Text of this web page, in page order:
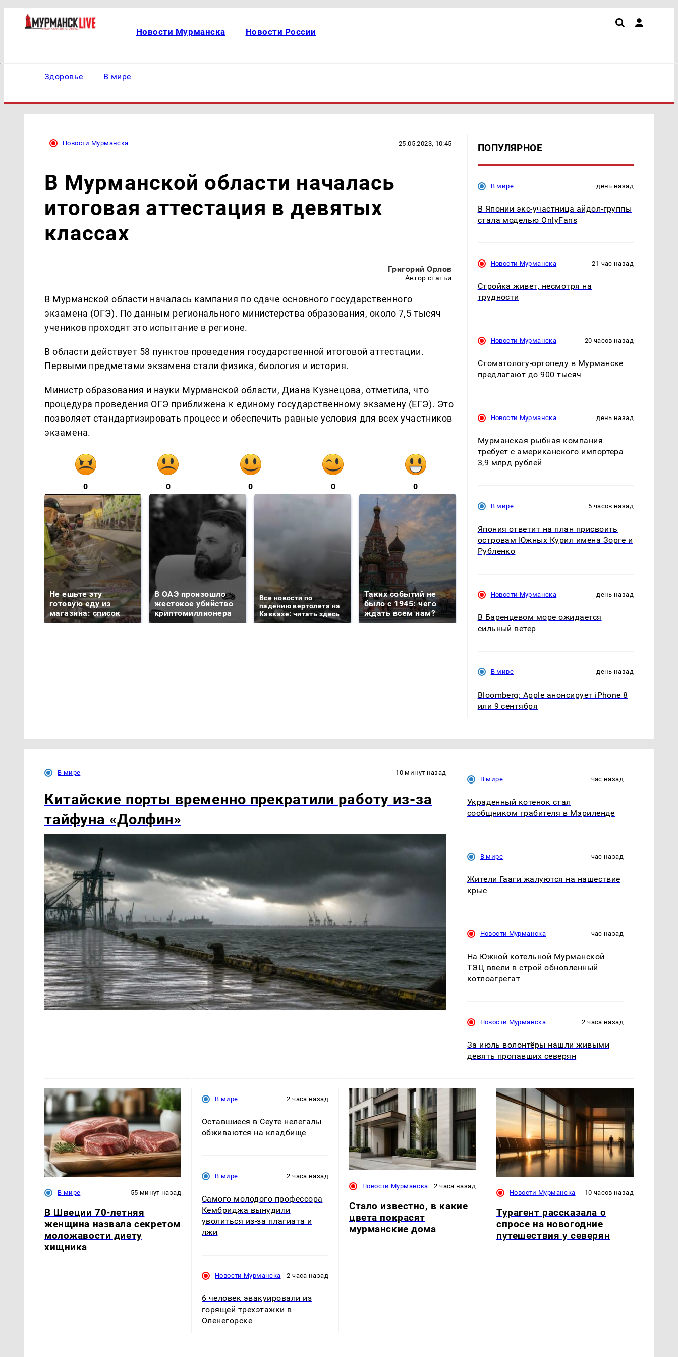
Новости Мурманска Новости России
Здоровье В мире
Новости Мурманска 25.05.2023, 10:45
В Мурманской области началась
итоговая аттестация в девятых
классах
Григорий Орлов
Автор статьи
В Мурманской области началась кампания по сдаче основного государственного
экзамена (ОГЭ). По данным регионального министерства образования, около 7,5 тысяч
учеников проходят это испытание в регионе.
В области действует 58 пунктов проведения государственной итоговой аттестации.
Первыми предметами экзамена стали физика, биология и история.
Министр образования и науки Мурманской области, Диана Кузнецова, отметила, что
процедура проведения ОГЭ приближена к единому государственному экзамену (ЕГЭ). Это
позволяет стандартизировать процесс и обеспечить равные условия для всех участников
экзамена.
0 0 0 0 0
Не ешьте эту
готовую еду из
магазина: список
В ОАЭ произошло
жестокое убийство
криптомиллионера
Все новости по
падению вертолета на
Кавказе: читать здесь
Таких событий не
было с 1945: чего
ждать всем нам?
В магазинах России
продукта: что купить?
полицейскую
ПОПУЛЯРНОЕ
В мире день назад
В Японии экс-участница айдол-группы
стала моделью OnlyFans
Новости Мурманска 21 час назад
Стройка живет, несмотря на
трудности
Новости Мурманска 20 часов назад
Стоматологу-ортопеду в Мурманске
предлагают до 900 тысяч
Новости Мурманска день назад
Мурманская рыбная компания
требует с американского импортера
3,9 млрд рублей
В мире 5 часов назад
Япония ответит на план присвоить
островам Южных Курил имена Зорге и
Рубленко
Новости Мурманска день назад
В Баренцевом море ожидается
сильный ветер
В мире день назад
Bloomberg: Apple анонсирует iPhone 8
или 9 сентября
В мире 10 минут назад
Китайские порты временно прекратили работу из-за
тайфуна «Долфин»
В мире час назад
Украденный котенок стал
сообщником грабителя в Мэриленде
В мире час назад
Жители Гааги жалуются на нашествие
крыс
Новости Мурманска час назад
На Южной котельной Мурманской
ТЭЦ ввели в строй обновленный
котлоагрегат
Новости Мурманска 2 часа назад
За июль волонтёры нашли живыми
девять пропавших северян
В мире 55 минут назад
В Швеции 70-летняя
женщина назвала секретом
моложавости диету
хищника
В мире 2 часа назад
Оставшиеся в Сеуте нелегалы
обживаются на кладбище
В мире 2 часа назад
Самого молодого профессора
Кембриджа вынудили
уволиться из-за плагиата и
лжи
Новости Мурманска 2 часа назад
6 человек эвакуировали из
горящей трехэтажки в
Оленегорске
Новости Мурманска 2 часа назад
Стало известно, в какие
цвета покрасят
мурманские дома
Новости Мурманска 10 часов назад
Турагент рассказала о
спросе на новогодние
путешествия у северян